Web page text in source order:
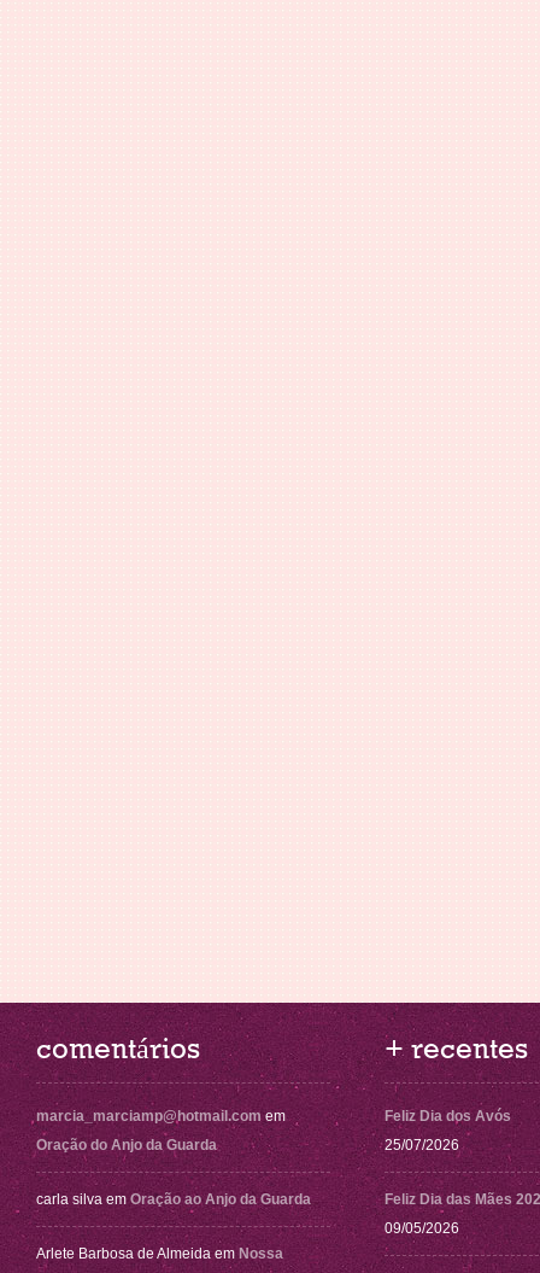
comentários
marcia_marciamp@hotmail.com em
Oração do Anjo da Guarda
carla silva em Oração ao Anjo da Guarda
Arlete Barbosa de Almeida em Nossa
+ recentes
Feliz Dia dos Avós
25/07/2026
Feliz Dia das Mães
09/05/2026